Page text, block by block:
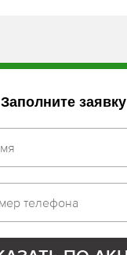
Заполните заявку